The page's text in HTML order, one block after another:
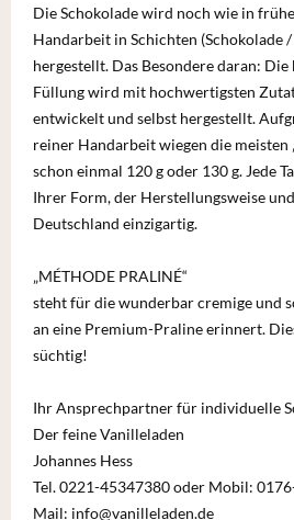
Die Schokolade wird noch wie in
Handarbeit in Schichten (Schokolade
hergestellt. Das Besondere daran:
Füllung wird mit hochwertigsten
entwickelt und selbst hergestellt.
reiner Handarbeit wiegen die meisten
schon einmal 120 g oder 130 g. Jede
Ihrer Form, der Herstellungsweise
Deutschland einzigartig.
„MÉTHODE PRALINÉ“
steht für die wunderbar cremige und
an eine Premium-Praline erinnert.
süchtig!
Ihr Ansprechpartner für individuelle
Der feine Vanilleladen
Johannes Hess
Tel. 0221-45347380 oder Mobil:
Mail: info@vanilleladen.de